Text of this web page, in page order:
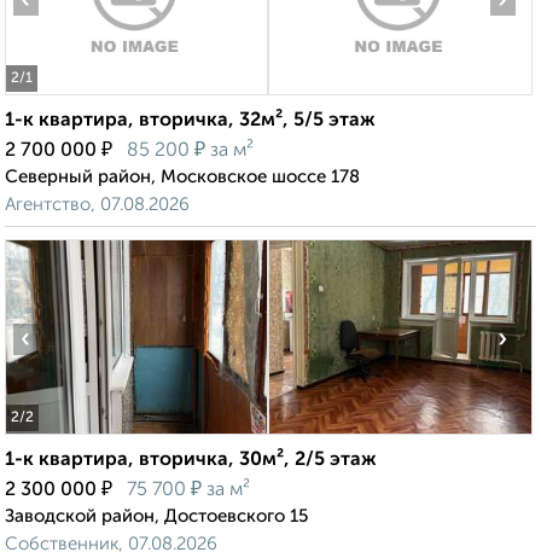
2/1
1-к квартира, вторичка, 32м², 5/5 этаж
2 700 000 ₽ 85 200 ₽ за м²
Северный район, Московское шоссе 178
Агентство, 07.08.2026
2/2
‹ ›
1-к квартира, вторичка, 30м², 2/5 этаж
2 300 000 ₽ 75 700 ₽ за м²
Заводской район, Достоевского 15
Собственник, 07.08.2026